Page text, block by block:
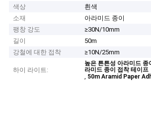
색상
흰색
소재
아라미드 종이
팽창 강도
≥30N/10mm
길이
50m
강철에 대한 접착
≥10N/25mm
하이 라이트:
높은 튼튼성 아라미드
라미드 종이 접착 테이프
, 50m Aramid Paper